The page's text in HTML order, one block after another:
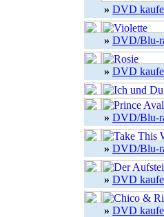
» DVD
» DVD/Blu-
» DVD
» DVD/Blu-
» DVD/Blu-
» DVD
» DVD